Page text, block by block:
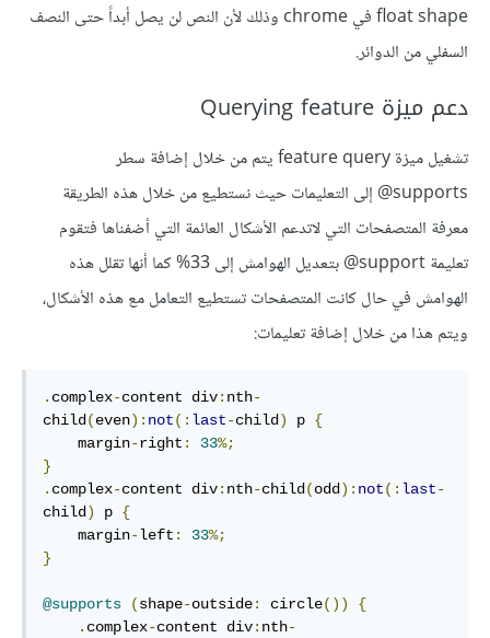
float shape في chrome وذلك لأن النص لن يصل أبداً حتى النصف
السفلي من الدوائر.
دعم ميزة Querying feature
تشغيل ميزة feature query يتم من خلال إضافة سطر
supports@ إلى التعليمات حيث نستطيع من خلال هذه الطريقة
معرفة المتصفحات التي لاتدعم الأشكال العائمة التي أضفناها فتقوم
تعليمة support@ بتعديل الهوامش إلى 33% كما أنها تقلل هذه
الهوامش في حال كانت المتصفحات تستطيع التعامل مع هذه الأشكال،
ويتم هذا من خلال إضافة تعليمات:
. complex-content div: nth-
child (even): not(: last-child ) p {
    margin
-right : 33%;
}
. complex-content div: nth-child (odd ): not(: last-
child ) p {
    margin
-left : 33%;
}
@supports (shape-outside: circle())
{
. complex-content div: nth-